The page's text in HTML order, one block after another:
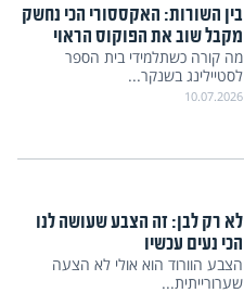
בין השורות: האקססורי הכי נחשק
מקבל שוב את הפוקוס הראוי
מה קורה כשתלמידי בית הספר
לסטיילינג בשנקר...
10.07.2026
לא רק לבן: זה הצבע שעושה לנו
הכי נעים עכשיו
הצבע הוורוד הוא אולי לא הצעה
שערורייתית...